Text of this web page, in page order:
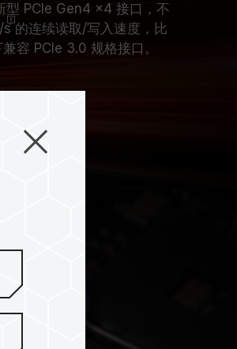
型 PCIe Gen4 x4 接口，不
s的连续读取/写入速度，比
容 PCIe 3.0 规格接口。